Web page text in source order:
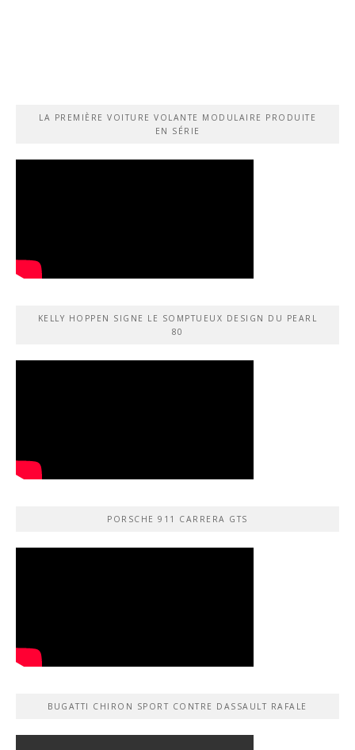
LA PREMIÈRE VOITURE VOLANTE MODULAIRE PRODUITE
EN SÉRIE
KELLY HOPPEN SIGNE LE SOMPTUEUX DESIGN DU PEARL
80
PORSCHE 911 CARRERA GTS
BUGATTI CHIRON SPORT CONTRE DASSAULT RAFALE